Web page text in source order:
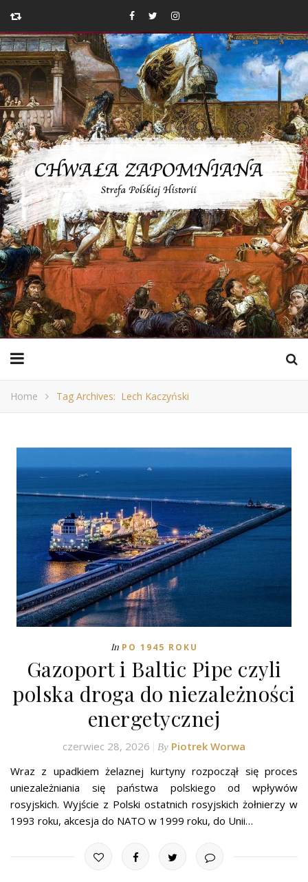
Home Tag Archives: Lech Kaczyński
In PO 1945 ROKU
Gazoport i Baltic Pipe czyli
polska droga do niezależności
energetycznej
czerwiec 28, 2026 By Piotrek Worwa
Wraz z upadkiem żelaznej kurtyny rozpoczął się proces
uniezależniania się państwa polskiego od wpływów
rosyjskich. Wyjście z Polski ostatnich rosyjskich żołnierzy w
1993 roku, akcesja do NATO w 1999 roku, do Unii…